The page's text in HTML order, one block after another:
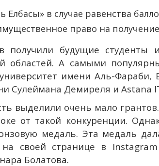
в случае равенства
право на
получили будущие
областей. А самыми
имени Аль-
Сулеймана Демиреля и Astana
выделили очень мало
от такой конкуренции.
медаль. Эта медаль
своей странице в
Болатова.